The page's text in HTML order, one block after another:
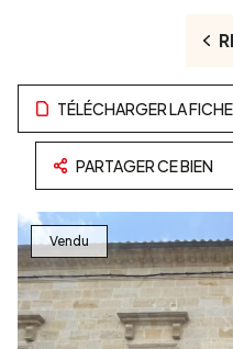
TÉLÉCHARGER LA FICHE
PARTAGER CE BIEN
Vendu